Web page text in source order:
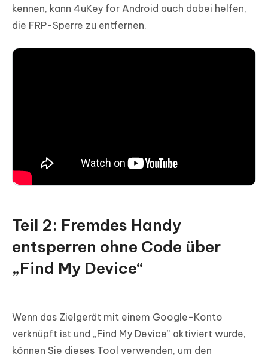
kennen, kann 4uKey for Android auch dabei helfen,
die FRP-Sperre zu entfernen.
Teil 2: Fremdes Handy
entsperren ohne Code über
„Find My Device“
Wenn das Zielgerät mit einem Google-Konto
verknüpft ist und „Find My Device“ aktiviert wurde,
können Sie dieses Tool verwenden, um den